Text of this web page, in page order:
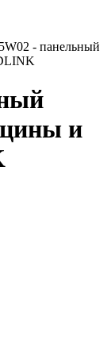
- панельный
и